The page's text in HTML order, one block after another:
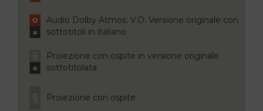
Audio Dolby Atmos; V.O. Versione originale con
sottotitoli in italiano
Proiezione con ospite in versione originale
sottotitolata
Proiezione con ospite